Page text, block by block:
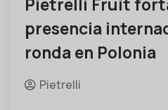
presencia
ronda en Polonia
Pietrelli